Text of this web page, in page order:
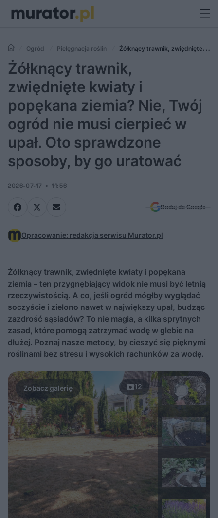
Ogród Pielęgnacja roślin
Żółknący trawnik, zwiędnięte
kwiaty i popękana ziemia? Nie, Twój ogród nie musi cierpieć w upał.
Oto sprawdzone sposoby, by go uratować
Żółknący trawnik,
zwiędnięte kwiaty i
popękana ziemia? Nie, Twój
ogród nie musi cierpieć w
upał. Oto sprawdzone
sposoby, by go uratować
2026-07-17 11:56
Dodaj do Google
Opracowanie: redakcja serwisu Murator.pl
Żółknący trawnik, zwiędnięte kwiaty i popękana
ziemia – ten przygnębiający widok nie musi być letnią
rzeczywistością. A co, jeśli ogród mógłby wyglądać
soczyście i zielono nawet w największy upał, budząc
zazdrość sąsiadów? To nie magia, a kilka sprytnych
zasad, które pomogą zatrzymać wodę w glebie na
dłużej. Poznaj nasze metody, by cieszyć się pięknymi
roślinami bez stresu i wysokich rachunków za wodę.
12